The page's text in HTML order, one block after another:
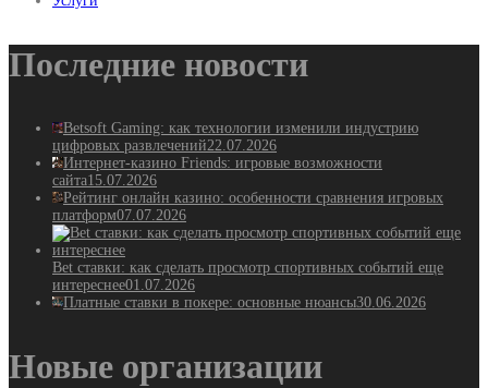
Последние новости
Betsoft Gaming: как технологии изменили индустрию
цифровых развлечений22.07.2026
Интернет-казино Friends: игровые возможности
сайта15.07.2026
Рейтинг онлайн казино: особенности сравнения игровых
платформ07.07.2026
Bet ставки: как сделать просмотр спортивных событий еще
интереснее01.07.2026
Платные ставки в покере: основные нюансы30.06.2026
Новые организации